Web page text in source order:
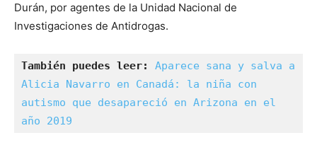
Durán, por agentes de la Unidad Nacional de
Investigaciones de Antidrogas.
También puedes leer: Aparece sana y salva a
Alicia Navarro en Canadá: la niña con
autismo que desapareció en Arizona en el
año 2019